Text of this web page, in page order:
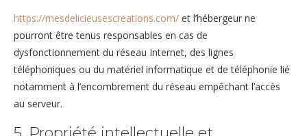
https://mesdelicieusescreations.com/ et l’hébergeur ne
pourront être tenus responsables en cas de
dysfonctionnement du réseau Internet, des lignes
téléphoniques ou du matériel informatique et de téléphonie lié
notamment à l’encombrement du réseau empêchant l’accès
au serveur.